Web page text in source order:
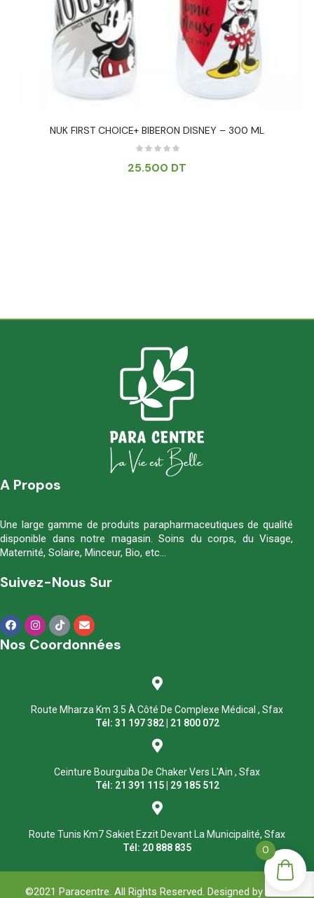
NUK FIRST CHOICE+ BIBERON DISNEY – 300 ML
25.500 DT
A Propos
Une large gamme de produits parapharmaceutiques de qualité
disponible dans notre magasin. Soins du corps, du Visage,
Maternité, Solaire, Minceur, Bio, etc…
Suivez-Nous Sur
Nos Coordonnées
Route Mharza Km 3.5 À Côté De Complexe Médical , Sfax
Tél: 31 197 382 | 21 800 072
Ceinture Bourguiba De Chaker Vers L'Ain , Sfax
Tél: 21 391 115 | 29 185 512
Route Tunis Km7 Sakiet Ezzit Devant La Municipalité, Sfax
Tél: 20 888 835
©2021 Paracentre. All Rights Reserved. Designed by
0